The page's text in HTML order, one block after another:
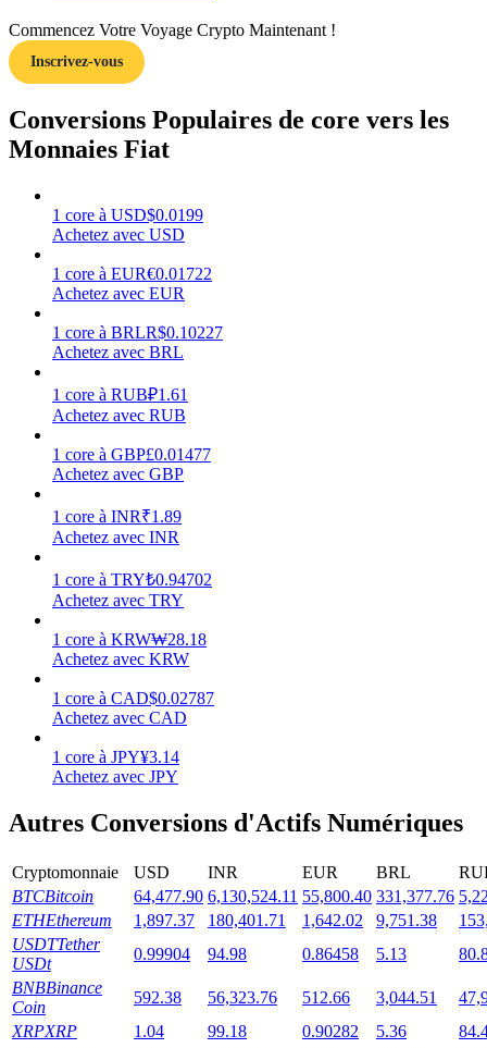
Gagner
Cochon de puissance
Gagnez quotidiennement des récompenses compétitives
Des rendements élevés et un accès instantané
Launchpool
Commencez Votre Voyage Crypto Maintenant !
Inscrivez-vous
Conversions Populaires de core vers les
Monnaies Fiat
1 core à USD$0.0199
Achetez avec USD
1 core à EUR€0.01722
Achetez avec EUR
1 core à BRLR$0.10227
Achetez avec BRL
1 core à RUB₽1.61
Achetez avec RUB
1 core à GBP£0.01477
Achetez avec GBP
1 core à INR₹1.89
Achetez avec INR
1 core à TRY₺0.94702
Achetez avec TRY
1 core à KRW₩28.18
Achetez avec KRW
1 core à CAD$0.02787
Achetez avec CAD
1 core à JPY¥3.14
Achetez avec JPY
Autres Conversions d'Actifs Numériques
Cryptomonnaie USD INR EUR BRL
BTCBitcoin 64,477.90 6,130,524.11 55,800.40 331,377.76
ETHEthereum 1,897.37 180,401.71 1,642.02 9,751.38
USDTTether
USDt
0.99904 94.98 0.86458 5.13
BNBBinance
Coin
592.38 56,323.76 512.66 3,044.51
XRPXRP 1.04 99.18 0.90282 5.36